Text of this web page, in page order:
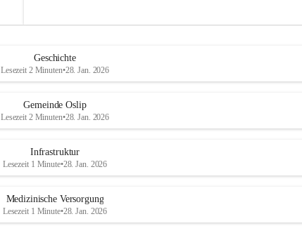
Geschichte
Lesezeit 2 Minuten•28. Jan. 2026
Gemeinde Oslip
Lesezeit 2 Minuten•28. Jan. 2026
Infrastruktur
Lesezeit 1 Minute•28. Jan. 2026
Medizinische Versorgung
Lesezeit 1 Minute•28. Jan. 2026